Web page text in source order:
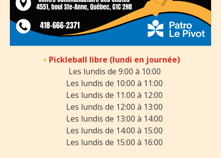
Pickleball libre (lundi en journée)
Les lundis de 9:00 à 10:00
Les lundis de 10:00 à 11:00
Les lundis de 11:00 à 12:00
Les lundis de 12:00 à 13:00
Les lundis de 13:00 à 14:00
Les lundis de 14:00 à 15:00
Les lundis de 15:00 à 16:00